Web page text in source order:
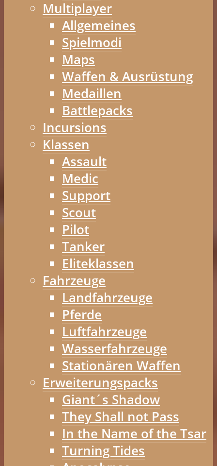
Multiplayer
Allgemeines
Spielmodi
Maps
Waffen & Ausrüstung
Medaillen
Battlepacks
Incursions
Klassen
Assault
Medic
Support
Scout
Pilot
Tanker
Eliteklassen
Fahrzeuge
Landfahrzeuge
Pferde
Luftfahrzeuge
Wasserfahrzeuge
Stationären Waffen
Erweiterungspacks
Giant´s Shadow
They Shall not Pass
In the Name of the Tsar
Turning Tides